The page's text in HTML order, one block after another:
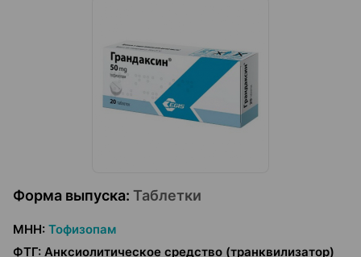
Форма выпуска: Таблетки
МНН: Тофизопам
ФТГ: Анксиолитическое средство (транквилизатор)